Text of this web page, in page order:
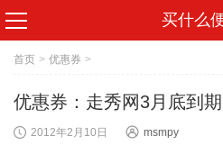
买什么
首页 > 优惠券 >
优惠券：走秀网3月底到
2012年2月10日 msmpy